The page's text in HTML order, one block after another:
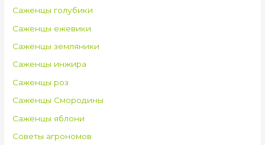
Саженцы голубики
Саженцы ежевики
Саженцы земляники
Саженцы инжира
Саженцы роз
Саженцы Смородины
Саженцы яблони
Советы агрономов